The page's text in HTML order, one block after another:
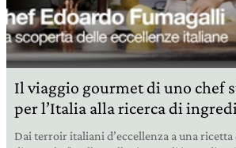
Il viaggio gourmet di uno chef
per l’Italia alla ricerca di
Dai terroir italiani d’eccellenza a una ricetta